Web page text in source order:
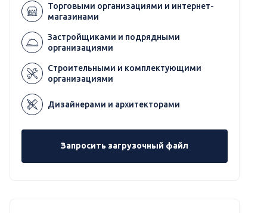
Торговыми организациями и интернет-
магазинами
Застройщиками и подрядными
организациями
Строительными и комплектующими
организациями
Дизайнерами и архитекторами
Запросить загрузочный файл